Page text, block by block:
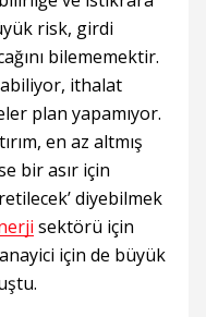
risk, girdi
bilememektir.
ithalat
plan yapamıyor.
en az altmış
bir asır için
diyebilmek
sektörü için
için de büyük